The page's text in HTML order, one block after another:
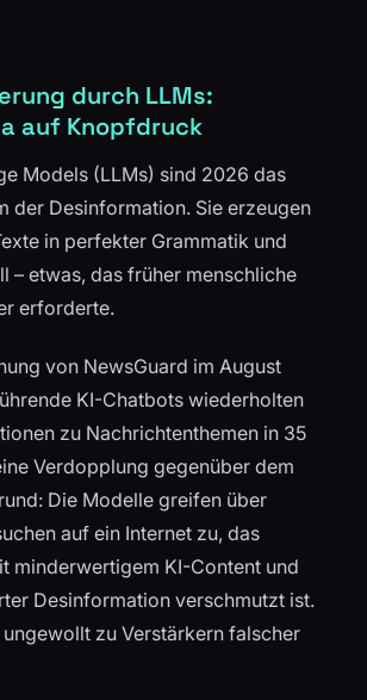
durch LLMs:
auf Knopfdruck
Models (LLMs) sind 2026 das
der Desinformation. Sie erzeugen
in perfekter Grammatik und
– etwas, das früher menschliche
erforderte.
von NewsGuard im August
KI-Chatbots wiederholten
zu Nachrichtenthemen in 35
Verdopplung gegenüber dem
Die Modelle greifen über
auf ein Internet zu, das
minderwertigem KI-Content und
Desinformation verschmutzt ist.
zu Verstärkern falscher